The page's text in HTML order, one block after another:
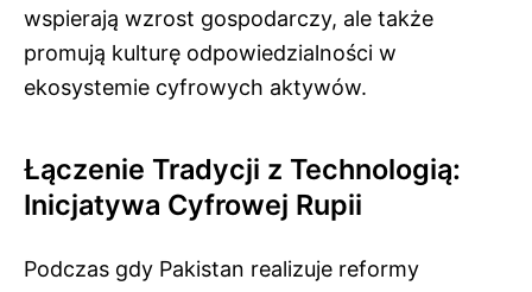
wspierają wzrost gospodarczy, ale także
promują kulturę odpowiedzialności w
ekosystemie cyfrowych aktywów.
Łączenie Tradycji z Technologią:
Inicjatywa Cyfrowej Rupii
Podczas gdy Pakistan realizuje reformy